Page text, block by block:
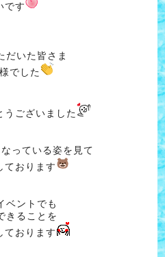
です
だいた皆さま
でした
うございました
っている姿を見て
ております
ベントでも
きることを
ております